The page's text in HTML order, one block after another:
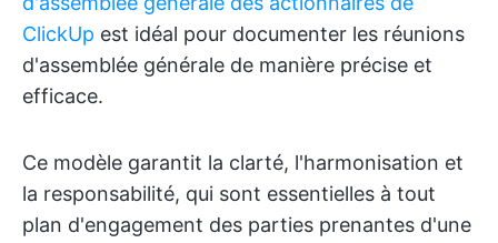
ClickUp est idéal pour documenter les réunions
d'assemblée générale de manière précise et
efficace.
Ce modèle garantit la clarté, l'harmonisation et
la responsabilité, qui sont essentielles à tout
plan d'engagement des parties prenantes d'une